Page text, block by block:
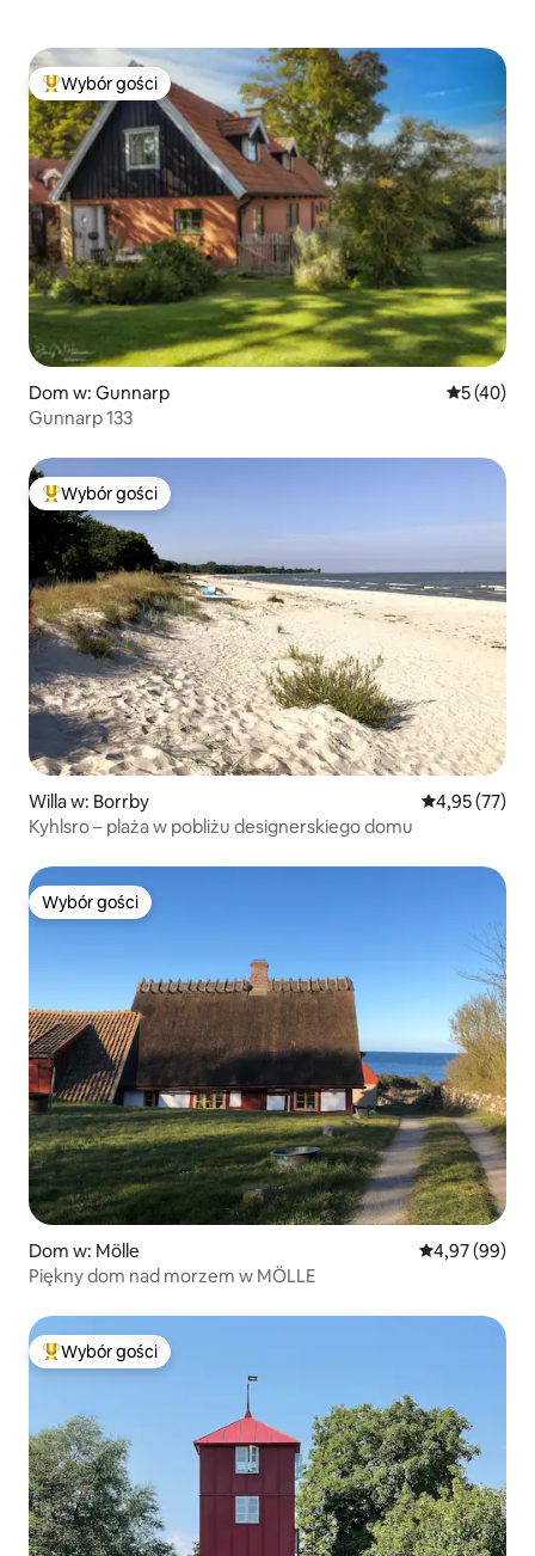
Najpopularniejsze z kategorii Wybór gości
Wybór gości
Dom w: Gunnarp Średnia
5 (40)
Gunnarp 133
Najpopularniejsze z kategorii Wybór gości
Wybór gości
Willa w: Borrby Średnia
4,95 (77)
Kyhlsro – plaża w pobliżu designerskiego domu
Wybór gości
Wybór gości
Dom w: Mölle Średnia
4,97 (99)
Piękny dom nad morzem w MÖLLE
Najpopularniejsze z kategorii Wybór gości
Wybór gości